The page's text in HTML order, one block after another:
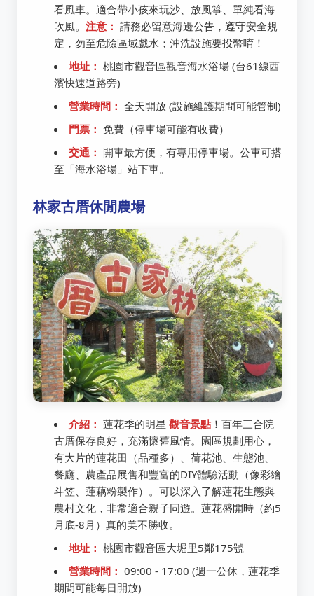
看風車。適合帶小孩來玩沙、放風箏、單純看海
吹風。 注意： 請務必留意海邊公告，遵守安全規
定，勿至危險區域戲水；沖洗設施要投幣唷！
地址： 桃園市觀音區觀音海水浴場 (台61線西
濱快速道路旁)
營業時間： 全天開放 (設施維護期間可能管制)
門票： 免費（停車場可能有收費）
交通： 開車最方便，有專用停車場。公車可搭
至「海水浴場」站下車。
林家古厝休閒農場
介紹： 蓮花季的明星 觀音景點！百年三合院
古厝保存良好，充滿懷舊風情。園區規劃用心，
有大片的蓮花田（品種多）、荷花池、生態池、
餐廳、農產品展售和豐富的DIY體驗活動（像彩繪
斗笠、蓮藕粉製作）。可以深入了解蓮花生態與
農村文化，非常適合親子同遊。蓮花盛開時（約5
月底-8月）真的美不勝收。
地址： 桃園市觀音區大堀里5鄰175號
營業時間： 09:00 - 17:00 (週一公休，蓮花季
期間可能每日開放)